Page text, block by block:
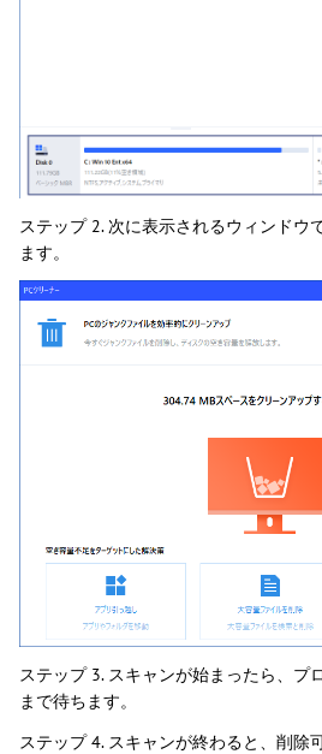
ステップ 2. 次に表示されるウィンドウ
ます。
ステップ 3. スキャンが始まったら、プ
まで待ちます。
ステップ 4. スキャンが終わると、削除